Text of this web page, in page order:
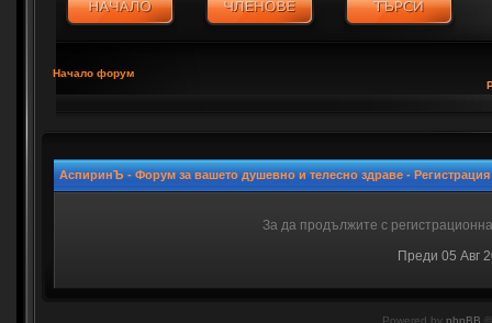
Начало форум
АспиринЪ - Форум за вашето душевно и телесно здраве - Регистрация
За да продължите с
Преди 05 Авг
Powered by phpBB